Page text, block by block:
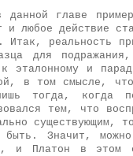
данной главе
и любое действие
Итак, реальность
для
эталонному и
в том смысле,
тогда, когда
тем, что
существующим,
Значит,
и Платон в этом